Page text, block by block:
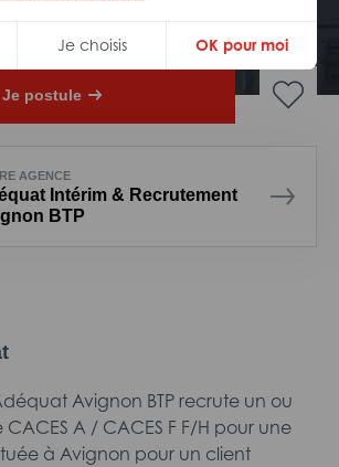
Je choisis OK pour moi
Je postule
AGENCE
Intérim & Recrutement
BTP
Avignon BTP recrute un ou
A / CACES F F/H pour une
à Avignon pour un client